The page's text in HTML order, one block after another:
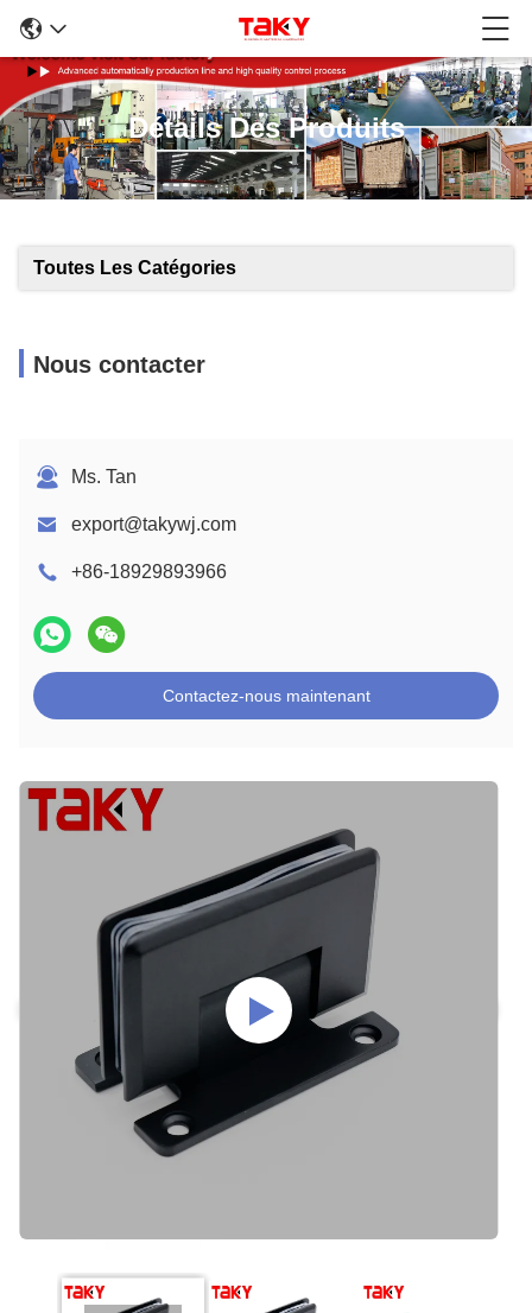
Détails Des Produits
Toutes Les Catégories
Nous contacter
Ms. Tan
export@takywj.com
+86-18929893966
Contactez-nous maintenant